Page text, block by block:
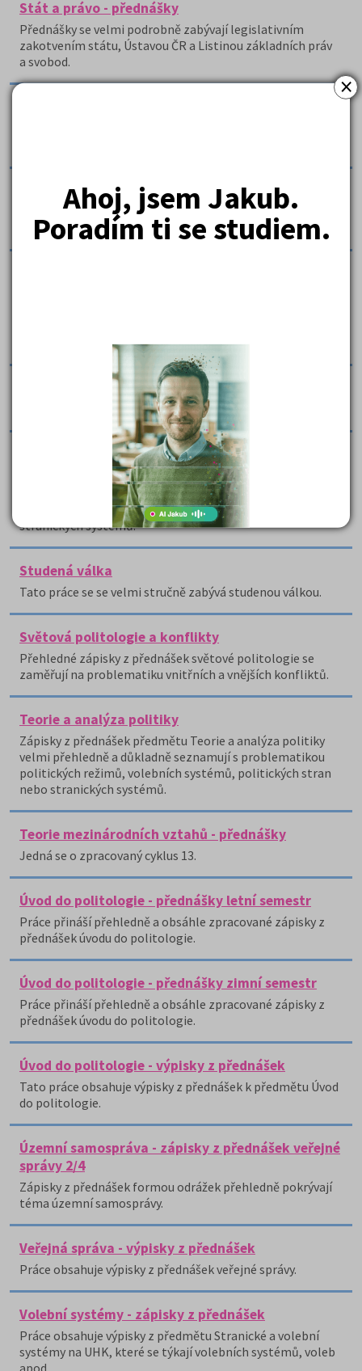
×
Ahoj, jsem Jakub.
Poradím ti se studiem.
Stát a právo - přednášky
Přednášky se velmi podrobně zabývají legislativním
zakotvením státu, Ústavou ČR a Listinou základních práv
a svobod.
Státní správa - zápisky z přednášek 3/4
Zápisky z přednášek v bodech seznamují s orgány a
činnostmi státní správy České republiky.
autorita, organizace státu a fungování státu.
Státy podle typu dělby moci - výpisky z přednášek
Práce obsahuje výpisky z přednášek veřejné správy.
Stranické systémy a politické strany - zápisky z
Práce obsahuje výpisky z předmětu Stranické a volební
systémy na UHK, které se týkají politických stran a
stranických systémů.
Studená válka
Tato práce se se velmi stručně zabývá studenou válkou.
Světová politologie a konflikty
Přehledné zápisky z přednášek světové politologie se
zaměřují na problematiku vnitřních a vnějších konfliktů.
Teorie a analýza politiky
Zápisky z přednášek předmětu Teorie a analýza politiky
velmi přehledně a důkladně seznamují s problematikou
politických režimů, volebních systémů, politických stran
nebo stranických systémů.
Teorie mezinárodních vztahů - přednášky
Jedná se o zpracovaný cyklus 13.
Úvod do politologie - přednášky letní semestr
Práce přináší přehledně a obsáhle zpracované zápisky z
přednášek úvodu do politologie.
Úvod do politologie - přednášky zimní semestr
Práce přináší přehledně a obsáhle zpracované zápisky z
přednášek úvodu do politologie.
Úvod do politologie - výpisky z přednášek
Tato práce obsahuje výpisky z přednášek k předmětu Úvod
do politologie.
Územní samospráva - zápisky z přednášek veřejné
správy 2/4
Zápisky z přednášek formou odrážek přehledně pokrývají
téma územní samosprávy.
Veřejná správa - výpisky z přednášek
Práce obsahuje výpisky z přednášek veřejné správy.
Volební systémy - zápisky z přednášek
Práce obsahuje výpisky z předmětu Stranické a volební
systémy na UHK, které se týkají volebních systémů, voleb
apod.